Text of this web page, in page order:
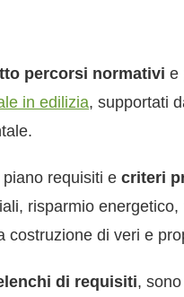
percorsi normativi e
in edilizia, supportati
requisiti e criteri
risparmio
costruzione di veri e
di requisiti,